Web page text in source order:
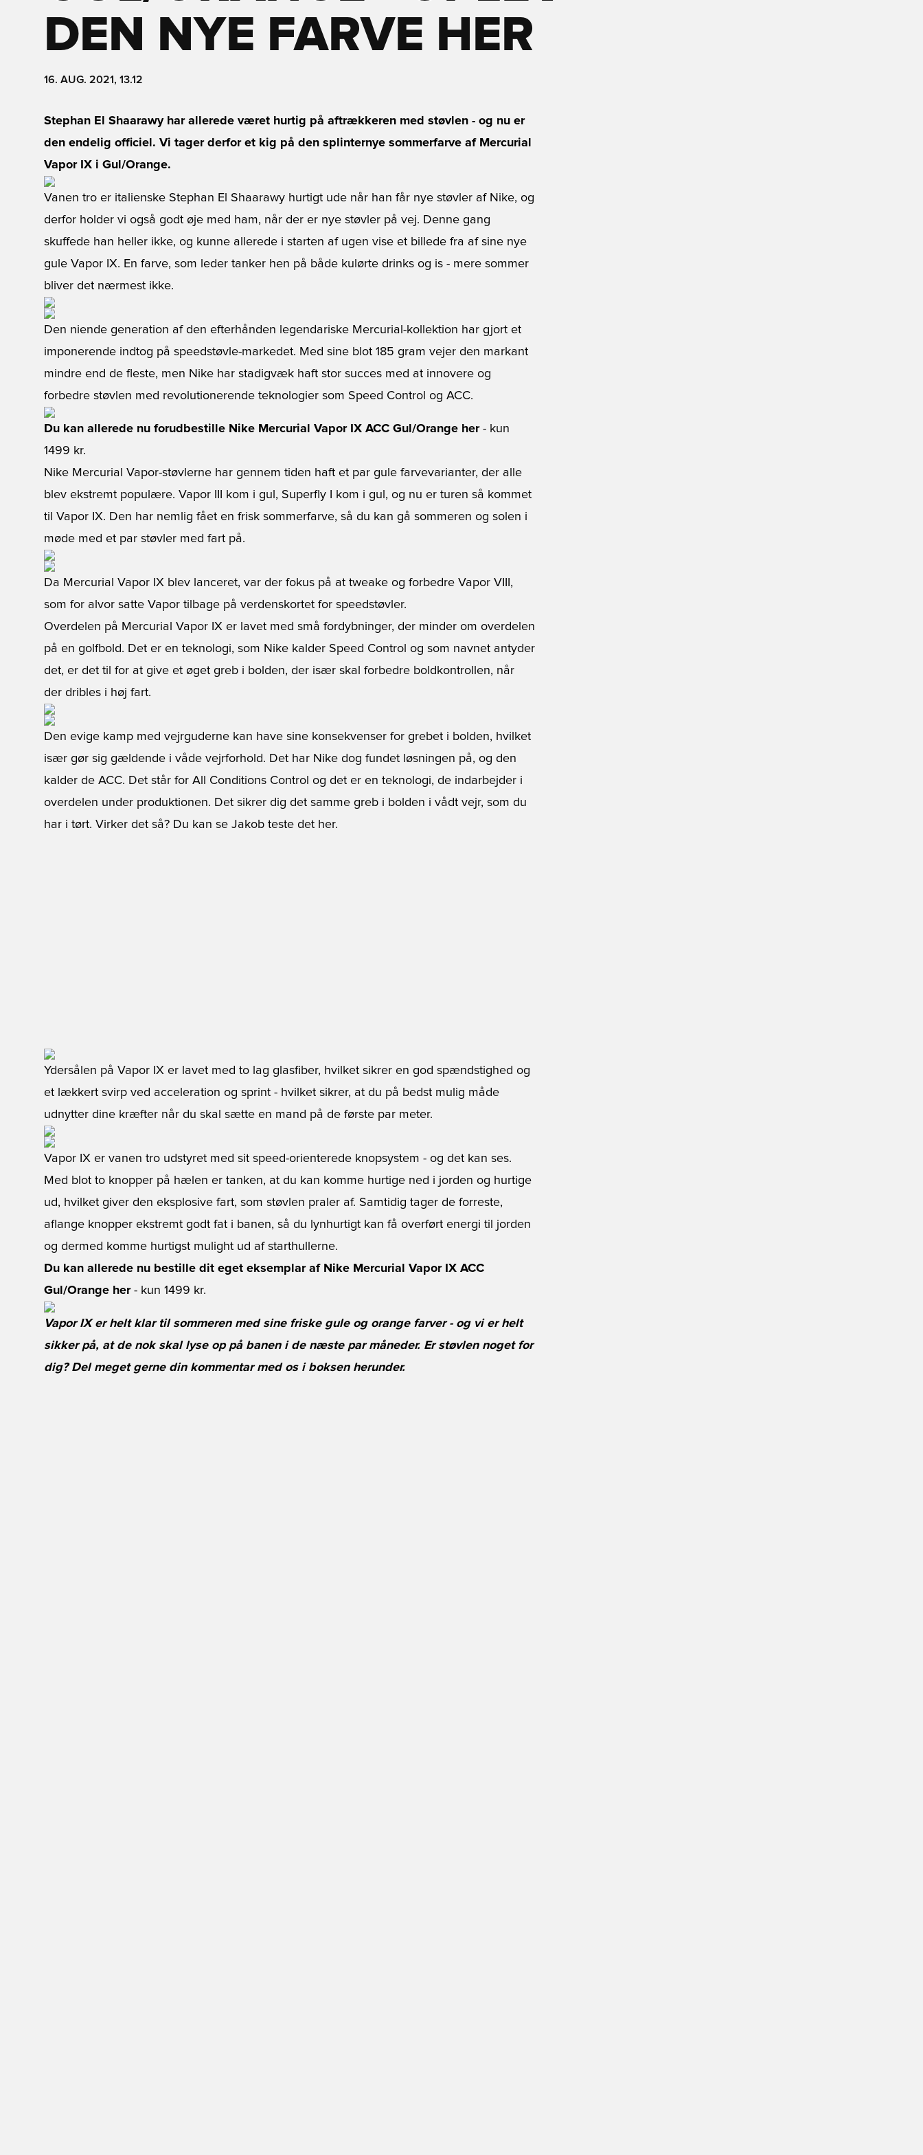
DEN NYE FARVE HER
16. AUG. 2021, 13.12
Stephan El Shaarawy har allerede været hurtig på aftrækkeren med støvlen - og nu er
den endelig officiel. Vi tager derfor et kig på den splinternye sommerfarve af Mercurial
Vapor IX i Gul/Orange.
Vanen tro er italienske Stephan El Shaarawy hurtigt ude når han får nye støvler af Nike, og
derfor holder vi også godt øje med ham, når der er nye støvler på vej. Denne gang
skuffede han heller ikke, og kunne allerede i starten af ugen vise et billede fra af sine nye
gule Vapor IX. En farve, som leder tanker hen på både kulørte drinks og is - mere sommer
bliver det nærmest ikke.
Den niende generation af den efterhånden legendariske Mercurial-kollektion har gjort et
imponerende indtog på speedstøvle-markedet. Med sine blot 185 gram vejer den markant
mindre end de fleste, men Nike har stadigvæk haft stor succes med at innovere og
forbedre støvlen med revolutionerende teknologier som Speed Control og ACC.
Du kan allerede nu forudbestille Nike Mercurial Vapor IX ACC Gul/Orange her- kun
1499 kr.
Nike Mercurial Vapor-støvlerne har gennem tiden haft et par gule farvevarianter, der alle
blev ekstremt populære. Vapor III kom i gul, Superfly I kom i gul, og nu er turen så kommet
til Vapor IX. Den har nemlig fået en frisk sommerfarve, så du kan gå sommeren og solen i
møde med et par støvler med fart på.
Da Mercurial Vapor IX blev lanceret, var der fokus på at tweake og forbedre Vapor VIII,
som for alvor satte Vapor tilbage på verdenskortet for speedstøvler.
Overdelen på Mercurial Vapor IX er lavet med små fordybninger, der minder om overdelen
på en golfbold. Det er en teknologi, som Nike kalder Speed Control og som navnet antyder
det, er det til for at give et øget greb i bolden, der især skal forbedre boldkontrollen, når
der dribles i høj fart.
Den evige kamp med vejrguderne kan have sine konsekvenser for grebet i bolden, hvilket
især gør sig gældende i våde vejrforhold. Det har Nike dog fundet løsningen på, og den
kalder de ACC. Det står for All Conditions Control og det er en teknologi, de indarbejder i
overdelen under produktionen. Det sikrer dig det samme greb i bolden i vådt vejr, som du
har i tørt. Virker det så? Du kan se Jakob teste det her.
Ydersålen på Vapor IX er lavet med to lag glasfiber, hvilket sikrer en god spændstighed og
et lækkert svirp ved acceleration og sprint - hvilket sikrer, at du på bedst mulig måde
udnytter dine kræfter når du skal sætte en mand på de første par meter.
Vapor IX er vanen tro udstyret med sit speed-orienterede knopsystem - og det kan ses.
Med blot to knopper på hælen er tanken, at du kan komme hurtige ned i jorden og hurtige
ud, hvilket giver den eksplosive fart, som støvlen praler af. Samtidig tager de forreste,
aflange knopper ekstremt godt fat i banen, så du lynhurtigt kan få overført energi til jorden
og dermed komme hurtigst mulight ud af starthullerne.
Du kan allerede nu bestille dit eget eksemplar af Nike Mercurial Vapor IX ACC
Gul/Orange her- kun 1499 kr.
Vapor IX er helt klar til sommeren med sine friske gule og orange farver - og vi er helt
sikker på, at de nok skal lyse op på banen i de næste par måneder. Er støvlen noget for
dig? Del meget gerne din kommentar med os i boksen herunder.